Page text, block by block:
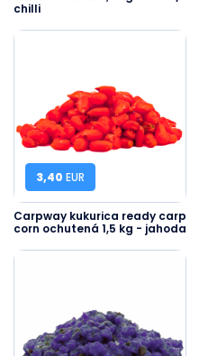
chilli
3,40 EUR
Carpway kukurica ready carp
corn ochutená 1,5 kg - jahoda